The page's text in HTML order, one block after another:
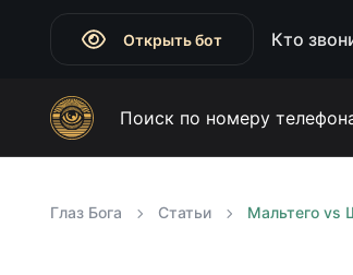
Открыть бот Кто
Поиск по номеру
Глаз Бога Статьи Мальтего vs